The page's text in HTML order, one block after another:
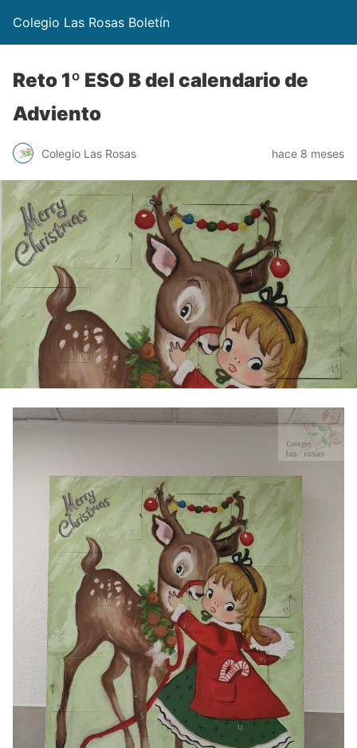
Colegio Las Rosas Boletín
Reto 1º ESO B del calendario de
Adviento
Colegio Las Rosas hace 8 meses